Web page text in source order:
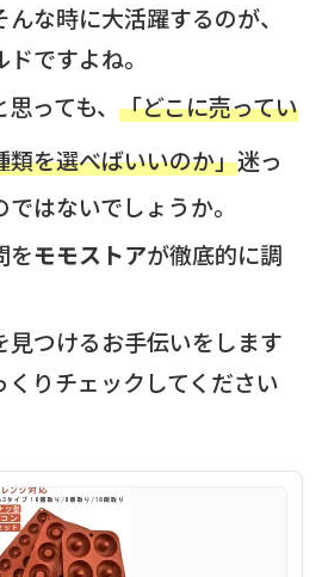
な時に大活躍するのが、
ですよね。
っても、 「どこに売ってい
類を選べばいいのか」迷っ
はないでしょうか。
をモモストアが徹底的に調
見つけるお手伝いをします
りチェックしてください